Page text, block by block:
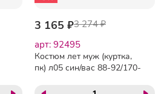
3 165 ₽3 274 ₽
арт: 92495
Костюм лет муж (куртка,
пк) л05 син/вас 88-92/170-